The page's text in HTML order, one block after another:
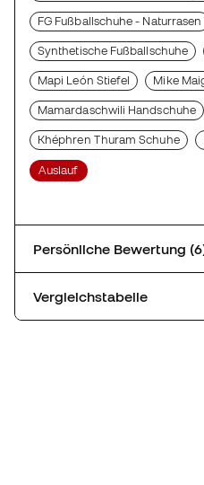
FG Fußballschuhe - Naturrasen
Synthetische Fußballschuhe
Mapi León Stiefel Mike
Mamardaschwili Handschuhe
Khéphren Thuram Schuhe
Auslauf
Persönliche
Vergleichstabelle